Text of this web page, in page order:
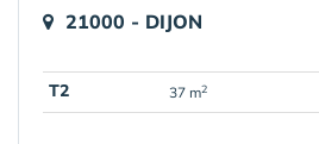
21000 - DIJON
T2 37 m2